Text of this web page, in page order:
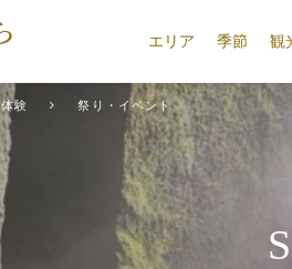
エリア 季節 観
験 祭り・イベント